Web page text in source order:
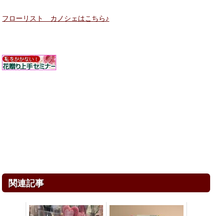
フローリスト カノシェはこちら♪
関連記事